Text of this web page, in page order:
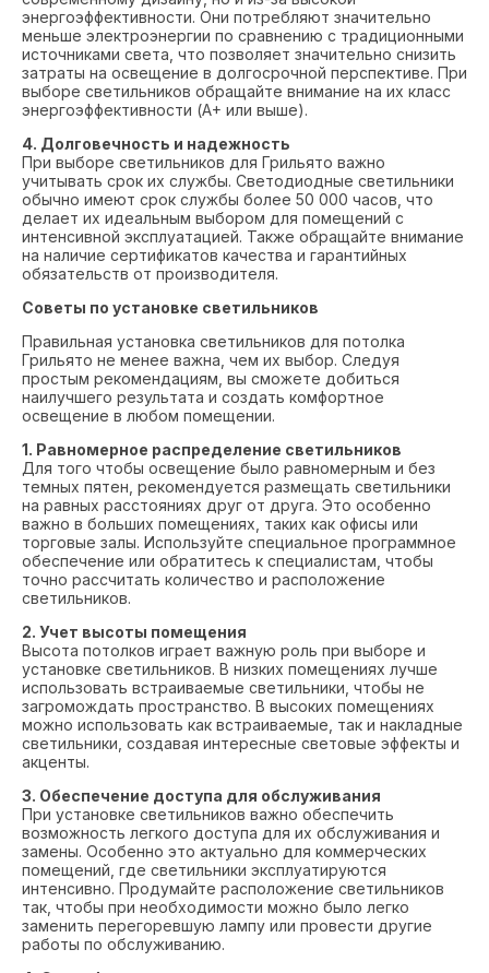
энергоэффективности. Они потребляют значительно
меньше электроэнергии по сравнению с традиционными
источниками света, что позволяет значительно снизить
затраты на освещение в долгосрочной перспективе. При
выборе светильников обращайте внимание на их класс
энергоэффективности (A+ или выше).
4. Долговечность и надежность
При выборе светильников для Грильято важно
учитывать срок их службы. Светодиодные светильники
обычно имеют срок службы более 50 000 часов, что
делает их идеальным выбором для помещений с
интенсивной эксплуатацией. Также обращайте внимание
на наличие сертификатов качества и гарантийных
обязательств от производителя.
Советы по установке светильников
Правильная установка светильников для потолка
Грильято не менее важна, чем их выбор. Следуя
простым рекомендациям, вы сможете добиться
наилучшего результата и создать комфортное
освещение в любом помещении.
1. Равномерное распределение светильников
Для того чтобы освещение было равномерным и без
темных пятен, рекомендуется размещать светильники
на равных расстояниях друг от друга. Это особенно
важно в больших помещениях, таких как офисы или
торговые залы. Используйте специальное программное
обеспечение или обратитесь к специалистам, чтобы
точно рассчитать количество и расположение
светильников.
2. Учет высоты помещения
Высота потолков играет важную роль при выборе и
установке светильников. В низких помещениях лучше
использовать встраиваемые светильники, чтобы не
загромождать пространство. В высоких помещениях
можно использовать как встраиваемые, так и накладные
светильники, создавая интересные световые эффекты и
акценты.
3. Обеспечение доступа для обслуживания
При установке светильников важно обеспечить
возможность легкого доступа для их обслуживания и
замены. Особенно это актуально для коммерческих
помещений, где светильники эксплуатируются
интенсивно. Продумайте расположение светильников
так, чтобы при необходимости можно было легко
заменить перегоревшую лампу или провести другие
работы по обслуживанию.